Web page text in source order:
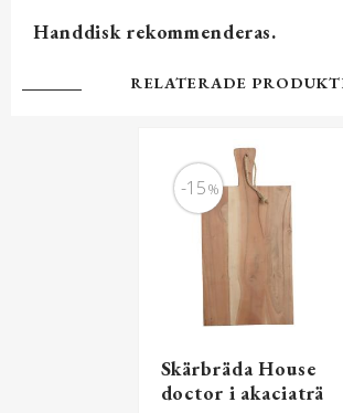
Handdisk rekommenderas.
RELATERADE
Skärbräda House
doctor i akaciaträ
15%